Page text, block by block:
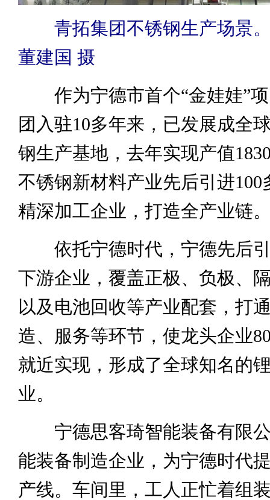
青拓集团不锈钢生产场景
董建国 摄
作为宁德市首个“金娃娃”项
团入驻10多年来，已发展成全
钢生产基地，去年实现产值
不锈钢新材料产业先后引进100
精深加工企业，打造全产业链
依托宁德时代，宁德先后引
下游企业，覆盖正极、负极、
以及电池回收等产业配套，打
造、服务等环节，使龙头企业
就近实现，形成了全球知名的
业。
宁德思客琦智能装备有限公
能装备制造企业，为宁德时代
产线。车间里，工人正忙着组